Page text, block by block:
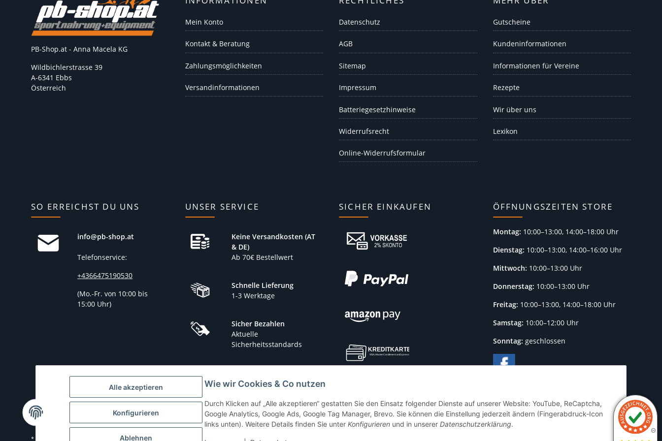
Alle akzeptieren
Konfigurieren
Ablehnen
Wie wir Cookies & Co nutzen
Durch Klicken auf „Alle akzeptieren“ gestatten Sie den Einsatz folgender Dienste auf unserer Website: YouTube, ReCaptcha,
Google Analytics, Google Ads, Google Tag Manager, Brevo. Sie können die Einstellung jederzeit ändern (Fingerabdruck-Icon
links unten). Weitere Details finden Sie unter Konfigurieren und in unserer Datenschutzerklärung.
PB-Shop.at - Anna Macela KG
Wildbichlerstrasse 39
A-6341 Ebbs
Österreich
Mein Konto
Kontakt & Beratung
Zahlungsmöglichkeiten
Versandinformationen
Datenschutz
AGB
Sitemap
Impressum
Batteriegesetzhinweise
Widerrufsrecht
Online-Widerrufsformular
Gutscheine
Kundeninformationen
Informationen für Vereine
Rezepte
Wir über uns
Lexikon
SO ERREICHST DU UNS
info@pb-shop.at
Telefonservice:
+4366475190530
(Mo.-Fr. von 10:00 bis
15:00 Uhr)
UNSER SERVICE
Keine Versandkosten (AT
& DE)
Ab 70€ Bestellwert
Schnelle Lieferung
1-3 Werktage
Sicher Bezahlen
Aktuelle
Sicherheitsstandards
SICHER EINKAUFEN ÖFFNUNGSZEITEN STORE
Montag: 10:00–13:00, 14:00–18:00 Uhr
Dienstag: 10:00–13:00, 14:00–16:00 Uhr
Mittwoch: 10:00–13:00 Uhr
Donnerstag: 10:00–13:00 Uhr
Freitag: 10:00–13:00, 14:00–18:00 Uhr
Samstag: 10:00–12:00 Uhr
Sonntag: geschlossen
* Alle Preise inkl. gesetzlicher USt., zzgl.Versand